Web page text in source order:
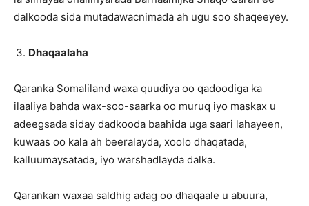
dalkooda sida mutadawacnimada ah ugu soo shaqeeyey.
Dhaqaalaha
Qaranka Somaliland waxa quudiya oo qadoodiga ka
ilaaliya bahda wax-soo-saarka oo muruq iyo maskax u
adeegsada siday dadkooda baahida uga saari lahayeen,
kuwaas oo kala ah beeralayda, xoolo dhaqatada,
kalluumaysatada, iyo warshadlayda dalka.
Qarankan waxaa saldhig adag oo dhaqaale u abuura,